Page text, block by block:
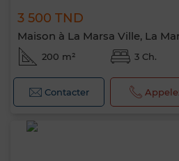
3 500 TND
Maison à La Marsa Ville, La
200 m² 3 Ch.
Contacter